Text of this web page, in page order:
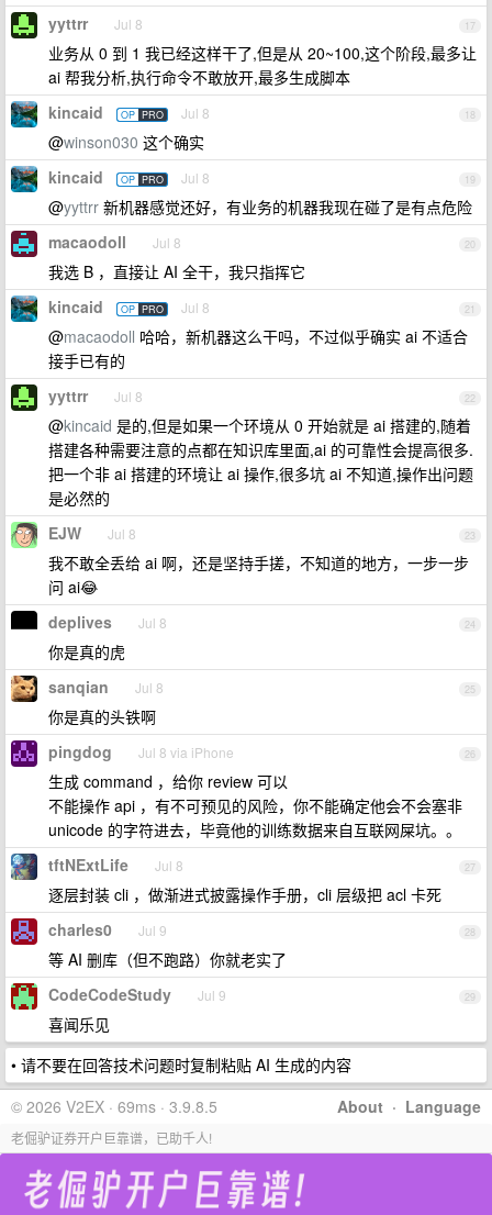
17
yyttrr Jul 8
业务从 0 到 1 我已经这样干了,但是从 20~100,这个阶段,最多让
ai 帮我分析,执行命令不敢放开,最多生成脚本
18
kincaid OP PRO Jul 8
@winson030 这个确实
19
kincaid OP PRO Jul 8
@yyttrr 新机器感觉还好，有业务的机器我现在碰了是有点危险
20
macaodoll Jul 8
我选 B ，直接让 AI 全干，我只指挥它
21
kincaid OP PRO Jul 8
@macaodoll 哈哈，新机器这么干吗，不过似乎确实 ai 不适合
接手已有的
22
yyttrr Jul 8
@kincaid 是的,但是如果一个环境从 0 开始就是 ai 搭建的,随着
搭建各种需要注意的点都在知识库里面,ai 的可靠性会提高很多.
把一个非 ai 搭建的环境让 ai 操作,很多坑 ai 不知道,操作出问题
是必然的
23
EJW Jul 8
我不敢全丢给 ai 啊，还是坚持手搓，不知道的地方，一步一步
问 ai😂
24
deplives Jul 8
你是真的虎
25
sanqian Jul 8
你是真的头铁啊
26
pingdog Jul 8 via iPhone
生成 command ，给你 review 可以
不能操作 api ，有不可预见的风险，你不能确定他会不会塞非
unicode 的字符进去，毕竟他的训练数据来自互联网屎坑。。
27
tftNExtLife Jul 8
逐层封装 cli ，做渐进式披露操作手册，cli 层级把 acl 卡死
28
charles0 Jul 9
等 AI 删库（但不跑路）你就老实了
29
CodeCodeStudy Jul 9
喜闻乐见
• 请不要在回答技术问题时复制粘贴 AI 生成的内容
About · Language
© 2026 V2EX · 69ms · 3.9.8.5
老倔驴证券开户巨靠谱，已助千人!